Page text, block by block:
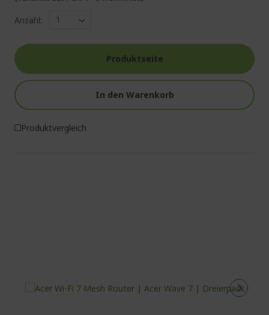
Anzahl:
Produktseite
In den Warenkorb
Produktvergleich